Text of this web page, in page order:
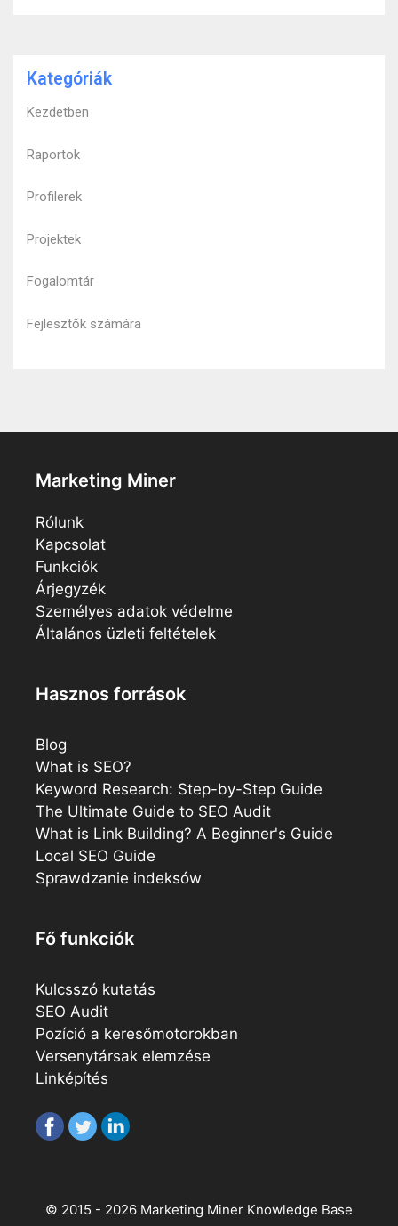
Kategóriák
Kezdetben
Raportok
Profilerek
Projektek
Fogalomtár
Fejlesztők számára
Marketing Miner
Rólunk
Kapcsolat
Funkciók
Árjegyzék
Személyes adatok védelme
Általános üzleti feltételek
Hasznos források
Blog
What is SEO?
Keyword Research: Step-by-Step Guide
The Ultimate Guide to SEO Audit
What is Link Building? A Beginner's Guide
Local SEO Guide
Sprawdzanie indeksów
Fő funkciók
Kulcsszó kutatás
SEO Audit
Pozíció a keresőmotorokban
Versenytársak elemzése
Linképítés
© 2015 - 2026 Marketing Miner Knowledge Base